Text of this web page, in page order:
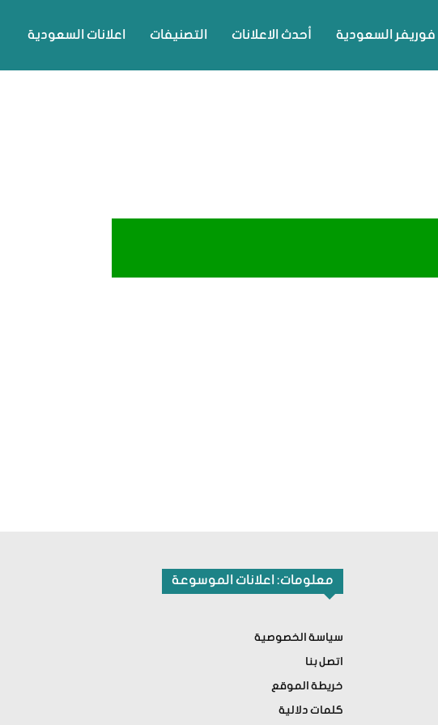
اعلانات السعودية التصنيفات أحدث الاعلانات فوريفر السعودية
معلومات: اعلانات الموسوعة
سياسة الخصوصية
اتصل بنا
خريطة الموقع
كلمات دلالية